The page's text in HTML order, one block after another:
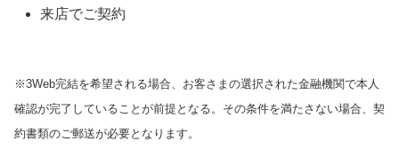
来店でご契約
※3Web完結を希望される場合、お客さまの選択された金融機関で本人
確認が完了していることが前提となる。その条件を満たさない場合、契
約書類のご郵送が必要となります。